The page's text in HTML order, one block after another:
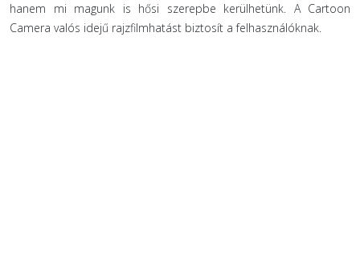
hanem mi magunk is hősi szerepbe kerülhetünk. A Cartoon
Camera valós idejű rajzfilmhatást biztosít a felhasználóknak.